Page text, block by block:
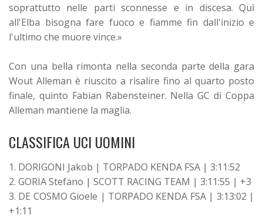
soprattutto nelle parti sconnesse e in discesa. Quì
all'Elba bisogna fare fuoco e fiamme fin dall'inizio e
l'ultimo che muore vince.»
Con una bella rimonta nella seconda parte della gara
Wout Alleman è riuscito a risalire fino al quarto posto
finale, quinto Fabian Rabensteiner. Nella GC di Coppa
Alleman mantiene la maglia.
CLASSIFICA UCI UOMINI
1. DORIGONI Jakob | TORPADO KENDA FSA | 3:11:52
2. GORIA Stefano | SCOTT RACING TEAM | 3:11:55 | +3
3. DE COSMO Gioele | TORPADO KENDA FSA | 3:13:02 |
+1:11